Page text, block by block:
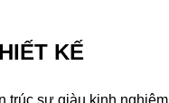
KẾ
trúc sư giàu kinh nghiệm